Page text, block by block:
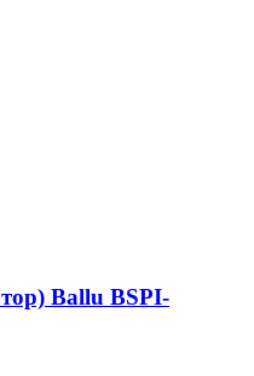
Ballu BSPI-